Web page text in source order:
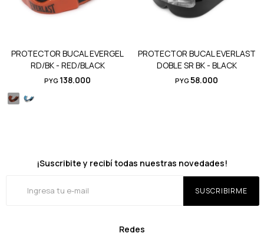
PROTECTOR BUCAL EVERGEL
RD/BK - RED/BLACK
PYG 138.000
PROTECTOR BUCAL EVERLAST
DOBLE SR BK - BLACK
PYG58.000
Redes
¡Suscribite y recibí todas nuestras novedades!
SUSCRIBIRME